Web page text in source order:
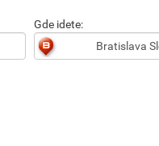
Gde idete: